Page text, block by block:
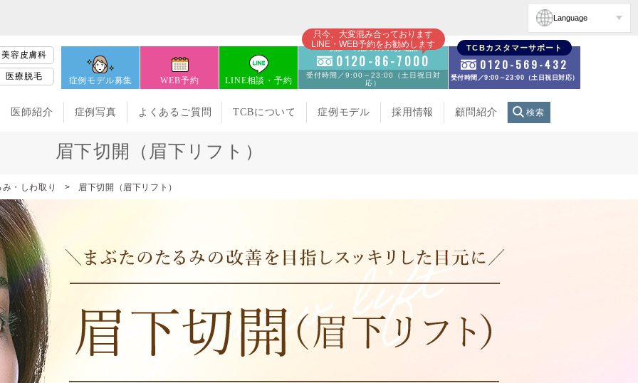
Language
美容皮膚科
医療脱毛 症例モデル募集 WEB予約 LINE相談・予約
只今、大変混み合っております
LINE・WEB予約をお勧めします
初診・再診の方のお電話
0120-86-7000
受付時間／9:00～23:00（土日祝日対
応）
TCBカスタマーサポート
0120-569-432
受付時間／9:00～23:00（土日祝日対応）
医師紹介 症例写真 よくあるご質問 TCBについて 症例モデル 採用情報 顧問紹介 検索
眉下切開（眉下リフト）
・しわ取り 眉下切開（眉下リフト）